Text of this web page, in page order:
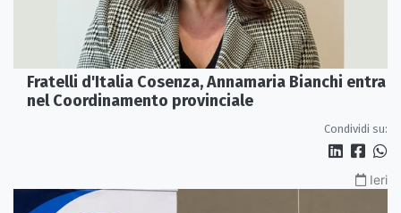
Fratelli d'Italia Cosenza, Annamaria Bianchi entra
nel Coordinamento provinciale
Condividi su:
Ieri